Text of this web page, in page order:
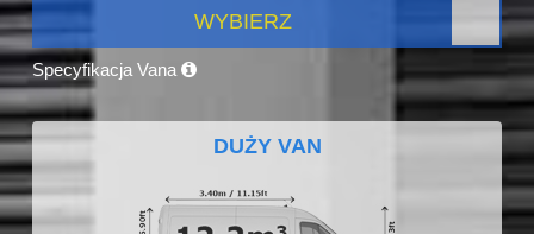
WYBIERZ
Specyfikacja Vana
DUŻY VAN